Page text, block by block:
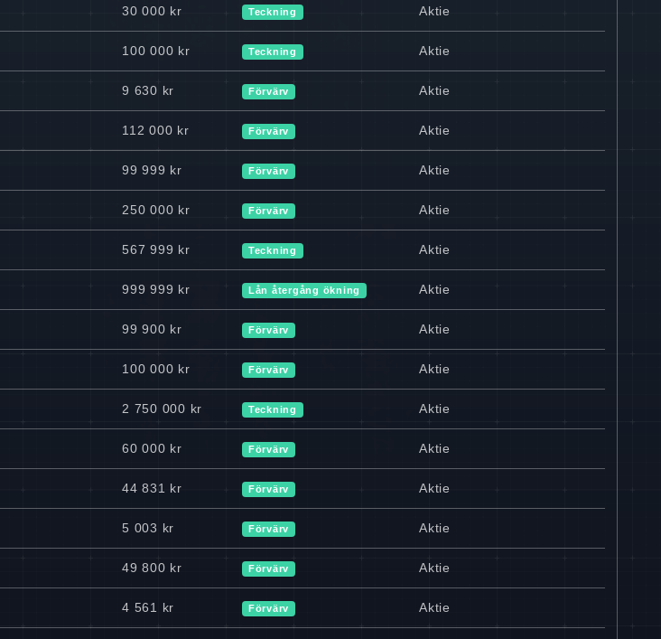
30 000 kr Teckning Aktie
100 000 kr Teckning Aktie
9 630 kr Förvärv Aktie
112 000 kr Förvärv Aktie
99 999 kr Förvärv Aktie
250 000 kr Förvärv Aktie
567 999 kr Teckning Aktie
999 999 kr Lån återgång ökning Aktie
99 900 kr Förvärv Aktie
100 000 kr Förvärv Aktie
2 750 000 kr Teckning Aktie
60 000 kr Förvärv Aktie
44 831 kr Förvärv Aktie
5 003 kr Förvärv Aktie
49 800 kr Förvärv Aktie
4 561 kr Förvärv Aktie